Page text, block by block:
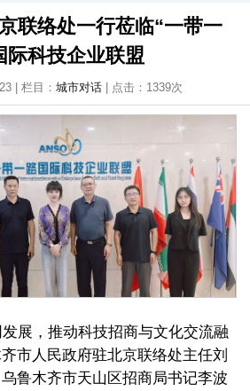
联络处一行莅临“一带一
际科技企业联盟
| 栏目： 城市对话 | 点击： 1339次
，推动科技招商与文化交流融
市人民政府驻北京联络处主任刘
鲁木齐市天山区招商局书记李波